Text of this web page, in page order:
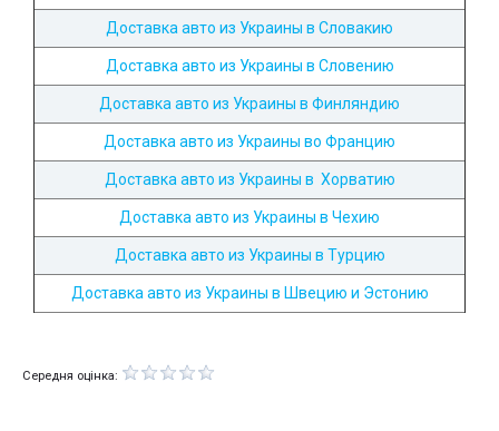
Доставка авто из Украины в Словакию
Доставка авто из Украины в Словению
Доставка авто из Украины в Финляндию
Доставка авто из Украины во Францию
Доставка авто из Украины в Хорватию
Доставка авто из Украины в Чехию
Доставка авто из Украины в Турцию
Доставка авто из Украины в Швецию и Эстонию
Середня оцінка: